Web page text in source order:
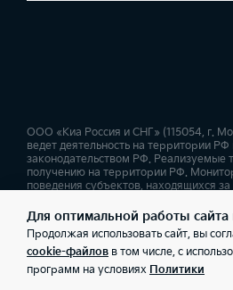
ООО «Киа Россия и СНГ» (115054, г.
ведет деятельность на территории РФ
законодательством РФ. Реализуемые
получению на территории РФ.
поведения субъектов, находящихся
комплектациях и их наличии, ценах,
условиях приобретения доступна у
сертифицирован. Не является
Правовая информация
Обработка
Для оптимальной работы сайта
Продолжая использовать сайт, вы
cookie-файлов в том числе, с
программ на условиях Политики